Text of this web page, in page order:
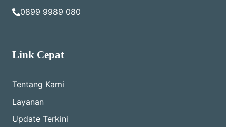
0899 9989 080
Link Cepat
Tentang Kami
Layanan
Update Terkini